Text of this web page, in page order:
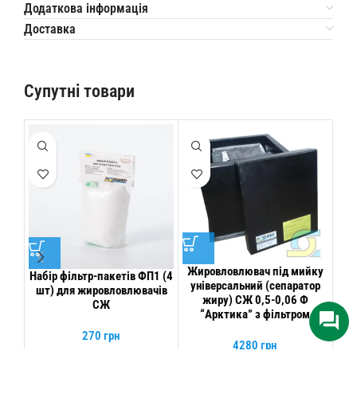
Додаткова інформація
Доставка
Супутні товари
Набір фільтр-пакетів ФП1 (4
шт) для жировловлювачів
СЖ
270 грн
Жировловлювач під мийку
універсальний (сепаратор
жиру) СЖ 0,5-0,06 Ф
“Арктика” з фільтром
4280 грн